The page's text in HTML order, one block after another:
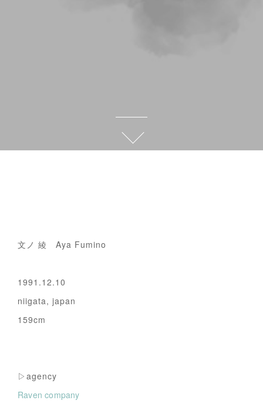
文ノ 綾 Aya Fumino
1991.12.10
niigata, japan
159cm
▷agency
Raven company